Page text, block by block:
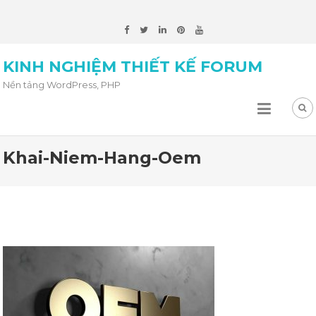
KINH NGHIỆM THIẾT KẾ FORUM
Nền tảng WordPress, PHP
Khai-Niem-Hang-Oem